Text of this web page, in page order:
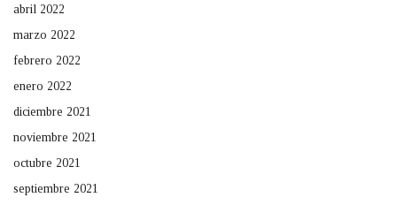
abril 2022
marzo 2022
febrero 2022
enero 2022
diciembre 2021
noviembre 2021
octubre 2021
septiembre 2021